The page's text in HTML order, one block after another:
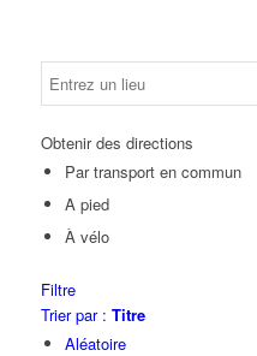
Obtenir des directions
Par transport en commun
A pied
À vélo
Filtre
Trier par : Titre
Aléatoire